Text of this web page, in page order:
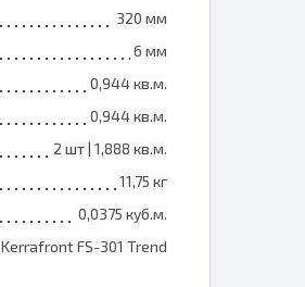
320 мм
6 мм
0,944 кв.м.
0,944 кв.м.
2 шт | 1,888 кв.м.
11,75 кг
0,0375 куб.м.
Kerrafront FS-301 Trend